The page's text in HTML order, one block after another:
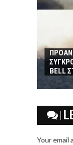
BELL
Your email